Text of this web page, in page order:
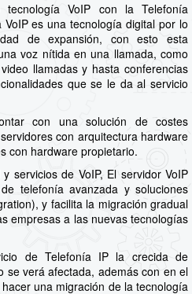
VoIP con la Telefonía
es una tecnología digital por lo
de expansión, con esto esta
voz nítida en una llamada, como
llamadas y hasta conferencias
que se le da al servicio
con una solución de costes
con arquitectura hardware
con hardware propietario.
servicios de VoIP, El servidor VoIP
telefonía avanzada y soluciones
y facilita la migración gradual
empresas a las nuevas tecnologías
de Telefonía IP la crecida de
se verá afectada, además con en el
una migración de la tecnología